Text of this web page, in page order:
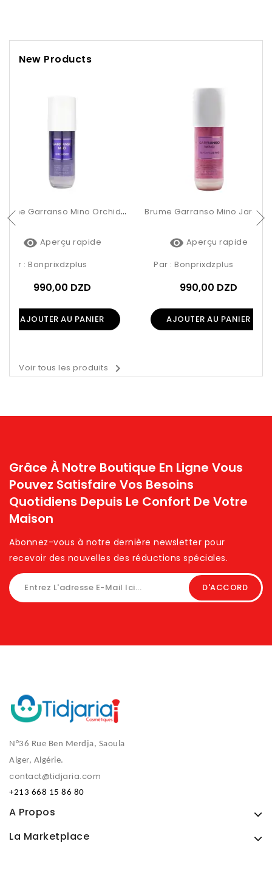
New Products
Brume Garranso Mino Orchidée 250ml
 Aperçu rapide
Par : Bonprixdzplus
990,00 DZD
AJOUTER AU PANIER
 Aperçu rapide
Par : Bonprixdzplus
990,00 DZD
AJOUTER AU PANIER
Voir tous les produits 
Grâce À Notre Boutique En Ligne Vous
Pouvez Satisfaire Vos Besoins
Quotidiens Depuis Le Confort De Votre
Maison
Abonnez-vous à notre dernière newsletter pour
recevoir des nouvelles des réductions spéciales. ​
N°36 Rue Ben Merdja, Saoula
Alger, Algérie.
contact@tidjaria.com
+213 668 15 86 80
A Propos
La Marketplace